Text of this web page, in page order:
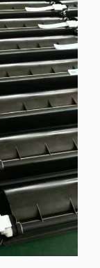
Noir-
675gramme
Noir-
1320gram